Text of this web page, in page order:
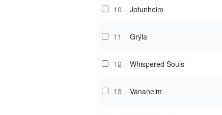
10 Jotunheim
11 Grýla
12 Whispered Souls
13 Vanaheim